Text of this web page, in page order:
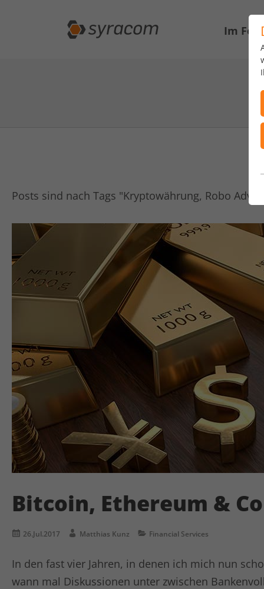
Im
Posts sind nach Tags "Kryptowährung, Robo
Bitcoin, Ethereum & Co
26.Jul.2017 Matthias Kunz Financial Services
In den fast vier Jahren, in denen ich mich nun
wann mal Diskussionen unter zwischen